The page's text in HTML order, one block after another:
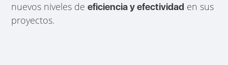
nuevos niveles deeficiencia y efectividad en sus
proyectos.